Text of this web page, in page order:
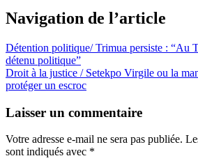
Navigation de l’article
Détention politique/ Trimua persiste : “Au
détenu politique”
Droit à la justice / Setekpo Virgile ou la
protéger un escroc
Laisser un commentaire
Votre adresse e-mail ne sera pas publiée.
sont indiqués avec *